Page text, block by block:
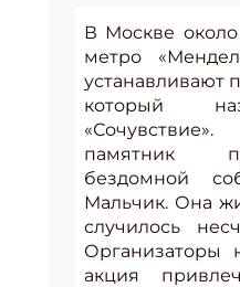
В Москве
метро
устанавливают
который
памятник
бездомной
Мальчик. Она
случилось
Организаторы
акция